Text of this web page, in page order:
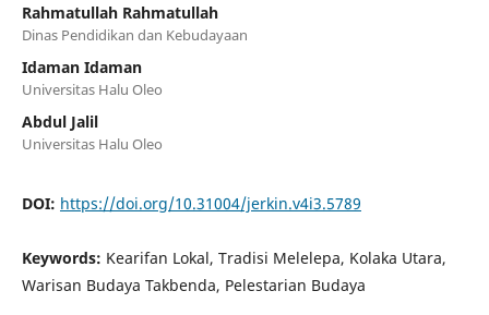
Rahmatullah Rahmatullah
Dinas Pendidikan dan Kebudayaan
Idaman Idaman
Universitas Halu Oleo
Abdul Jalil
Universitas Halu Oleo
DOI: https://doi.org/10.31004/jerkin.v4i3.5789
Keywords: Kearifan Lokal, Tradisi Melelepa, Kolaka Utara,
Warisan Budaya Takbenda, Pelestarian Budaya